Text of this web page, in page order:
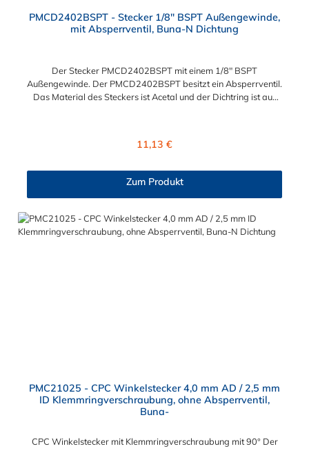
PMCD2402BSPT - Stecker 1/8" BSPT Außengewinde,
mit Absperrventil, Buna-N Dichtung
Der Stecker PMCD2402BSPT mit einem 1/8" BSPT
Außengewinde. Der PMCD2402BSPT besitzt ein Absperrventil.
Das Material des Steckers ist Acetal und der Dichtring ist aus
Regulärer Preis:
11,13 €
Zum Produkt
PMC21025 - CPC Winkelstecker 4,0 mm AD / 2,5 mm
ID Klemmringverschraubung, ohne Absperrventil,
Buna-
CPC Winkelstecker mit Klemmringverschraubung mit 90° Der